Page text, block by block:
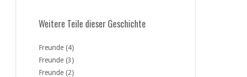
Weitere Teile dieser Geschichte
Freunde (4)
Freunde (3)
Freunde (2)